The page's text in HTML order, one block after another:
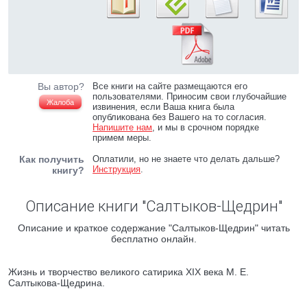
Вы автор?
Жалоба
Все книги на сайте размещаются его
пользователями. Приносим свои глубочайшие
извинения, если Ваша книга была
опубликована без Вашего на то согласия.
Напишите нам, и мы в срочном порядке
примем меры.
Как получить
книгу?
Оплатили, но не знаете что делать дальше?
Инструкция.
Описание книги "Салтыков-Щедрин"
Описание и краткое содержание "Салтыков-Щедрин" читать
бесплатно онлайн.
Жизнь и творчество великого сатирика XIX века М. Е.
Салтыкова-Щедрина.